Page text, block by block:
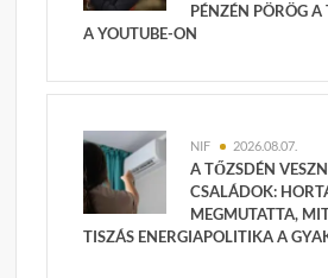
PÉNZÉN PÖRÖG
A YOUTUBE-ON
NIF 2026.08.07.
A TŐZSDÉN
CSALÁDOK:
MEGMUTATTA,
TISZÁS ENERGIAPOLITIKA A